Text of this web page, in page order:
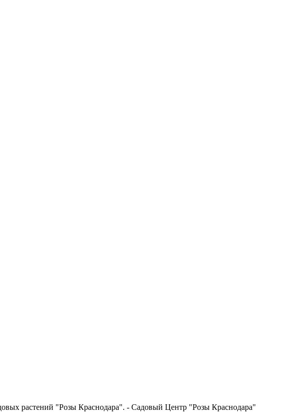
растений "Розы Краснодара". - Садовый Центр "Розы Краснодара"